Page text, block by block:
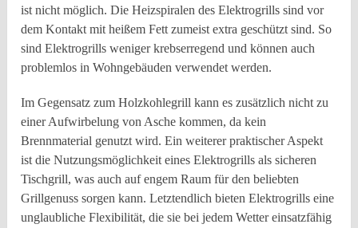
ist nicht möglich. Die Heizspiralen des Elektrogrills sind vor
dem Kontakt mit heißem Fett zumeist extra geschützt sind. So
sind Elektrogrills weniger krebserregend und können auch
problemlos in Wohngebäuden verwendet werden.
Im Gegensatz zum Holzkohlegrill kann es zusätzlich nicht zu
einer Aufwirbelung von Asche kommen, da kein
Brennmaterial genutzt wird. Ein weiterer praktischer Aspekt
ist die Nutzungsmöglichkeit eines Elektrogrills als sicheren
Tischgrill, was auch auf engem Raum für den beliebten
Grillgenuss sorgen kann. Letztendlich bieten Elektrogrills eine
unglaubliche Flexibilität, die sie bei jedem Wetter einsatzfähig